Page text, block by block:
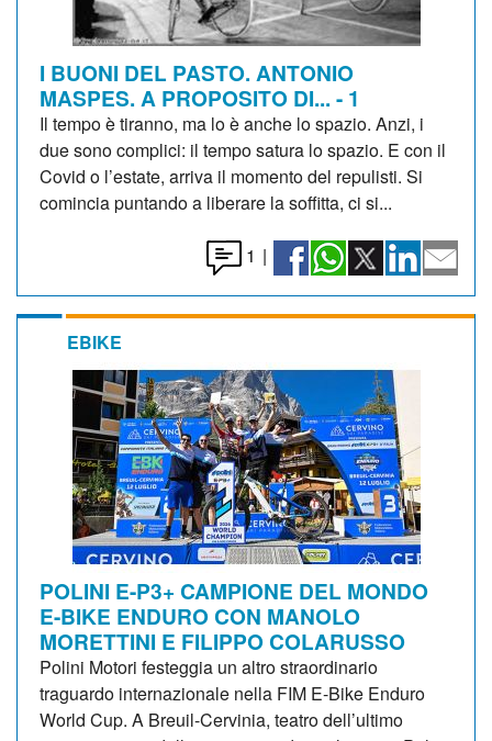
I BUONI DEL PASTO. ANTONIO
MASPES. A PROPOSITO DI... - 1
Il tempo è tiranno, ma lo è anche lo spazio. Anzi, i
due sono complici: il tempo satura lo spazio. E con il
Covid o l’estate, arriva il momento del repulisti. Si
comincia puntando a liberare la soffitta, ci si...
1 |
EBIKE
POLINI E-P3+ CAMPIONE DEL MONDO
E-BIKE ENDURO CON MANOLO
MORETTINI E FILIPPO COLARUSSO
Polini Motori festeggia un altro straordinario
traguardo internazionale nella FIM E-Bike Enduro
World Cup. A Breuil-Cervinia, teatro dell’ultimo